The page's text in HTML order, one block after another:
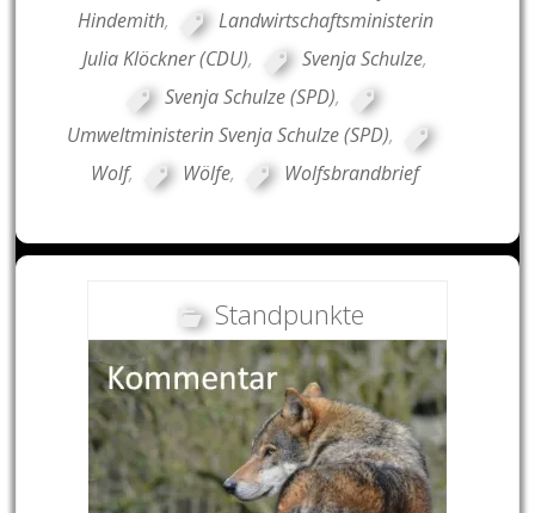
Hindemith,
Landwirtschaftsministerin
Julia Klöckner (CDU), Svenja Schulze,
Svenja Schulze (SPD),
Umweltministerin Svenja Schulze (SPD),
Wolf, Wölfe, Wolfsbrandbrief
Standpunkte